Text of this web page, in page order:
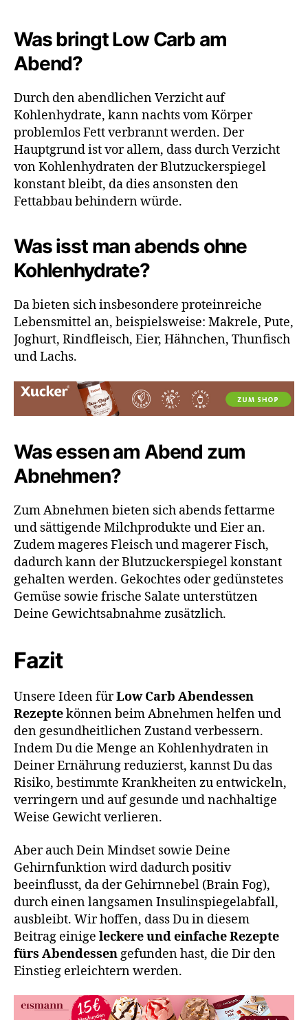
Was bringt Low Carb am
Abend?
Durch den abendlichen Verzicht auf
Kohlenhydrate, kann nachts vom Körper
problemlos Fett verbrannt werden. Der
Hauptgrund ist vor allem, dass durch Verzicht
von Kohlenhydraten der Blutzuckerspiegel
konstant bleibt, da dies ansonsten den
Fettabbau behindern würde.
Was isst man abends ohne
Kohlenhydrate?
Da bieten sich insbesondere proteinreiche
Lebensmittel an, beispielsweise: Makrele, Pute,
Joghurt, Rindfleisch, Eier, Hähnchen, Thunfisch
und Lachs.
Was essen am Abend zum
Abnehmen?
Zum Abnehmen bieten sich abends fettarme
und sättigende Milchprodukte und Eier an.
Zudem mageres Fleisch und magerer Fisch,
dadurch kann der Blutzuckerspiegel konstant
gehalten werden. Gekochtes oder gedünstetes
Gemüse sowie frische Salate unterstützen
Deine Gewichtsabnahme zusätzlich.
Fazit
Unsere Ideen fürLow Carb Abendessen
Rezeptekönnen beim Abnehmen helfen und
den gesundheitlichen Zustand verbessern.
Indem Du die Menge an Kohlenhydraten in
Deiner Ernährung reduzierst, kannst Du das
Risiko, bestimmte Krankheiten zu entwickeln,
verringern und auf gesunde und nachhaltige
Weise Gewicht verlieren.
Aber auch Dein Mindset sowie Deine
Gehirnfunktion wird dadurch positiv
beeinflusst, da der Gehirnnebel (Brain Fog),
durch einen langsamen Insulinspiegelabfall,
ausbleibt. Wir hoffen, dass Du in diesem
Beitrag einige leckere und einfache Rezepte
fürs Abendessengefunden hast, die Dir den
Einstieg erleichtern werden.